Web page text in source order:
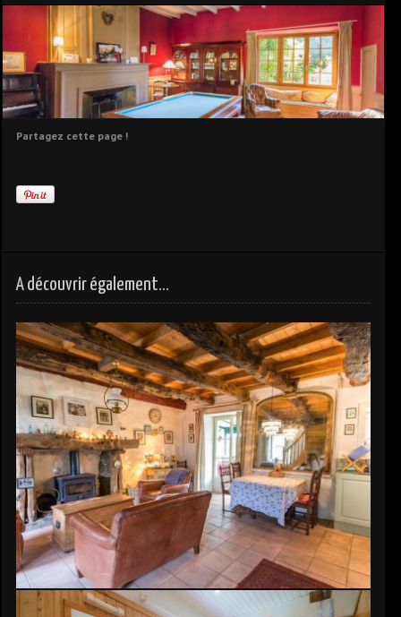
Partagez cette page !
A découvrir également...